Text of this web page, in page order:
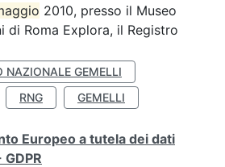
2010, presso il Museo
di Roma Explora, il Registro
NAZIONALE GEMELLI
RNG GEMELLI
Europeo a tutela dei dati